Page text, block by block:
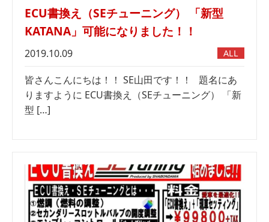
ECU書換え（SEチューニング） 「新型
KATANA」可能になりました！！
2019.10.09 ALL
皆さんこんにちは！！ SE山田です！！ 題名にあ
りますように ECU書換え（SEチューニング） 「新
型 […]